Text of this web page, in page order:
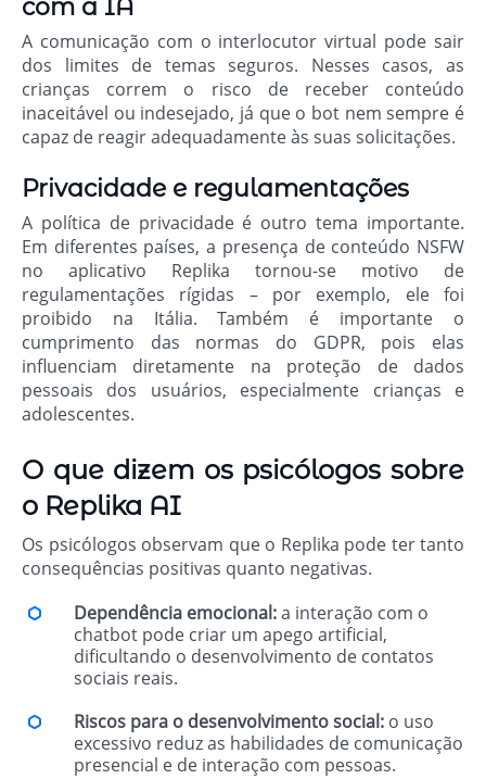
com a IA
A comunicação com o interlocutor virtual pode sair
dos limites de temas seguros. Nesses casos, as
crianças correm o risco de receber conteúdo
inaceitável ou indesejado, já que o bot nem sempre é
capaz de reagir adequadamente às suas solicitações.
Privacidade e regulamentações
A política de privacidade é outro tema importante.
Em diferentes países, a presença de conteúdo NSFW
no aplicativo Replika tornou-se motivo de
regulamentações rígidas – por exemplo, ele foi
proibido na Itália. Também é importante o
cumprimento das normas do GDPR, pois elas
influenciam diretamente na proteção de dados
pessoais dos usuários, especialmente crianças e
adolescentes.
O que dizem os psicólogos sobre
o Replika AI
Os psicólogos observam que o Replika pode ter tanto
consequências positivas quanto negativas.
Dependência emocional:a interação com o
chatbot pode criar um apego artificial,
dificultando o desenvolvimento de contatos
sociais reais.
Riscos para o desenvolvimento social: o uso
excessivo reduz as habilidades de comunicação
presencial e de interação com pessoas.